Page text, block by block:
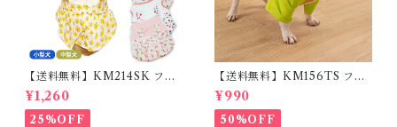
【送料無料】KM214SK フレ
ブル 女の子 スカート ワンピー
ス夏 フリル 犬服 ドックウェア
¥1,260
25%OFF
【送料無料】KM156TS フレ
ブル Tシャツ フレンチブルド
ック レモン柄 犬服 ドックウェ
ア
¥990
50%OFF